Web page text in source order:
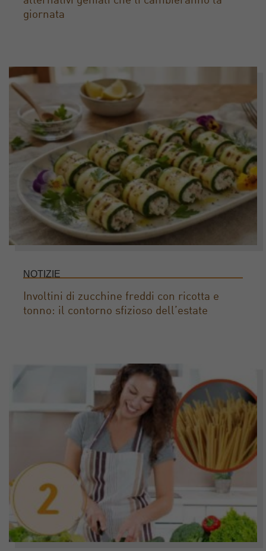
giornata
NOTIZIE
Involtini di zucchine freddi con ricotta e
tonno: il contorno sfizioso dell’estate